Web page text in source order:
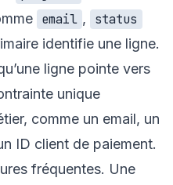
email ,
status
identifie une ligne.
ligne pointe vers
unique
comme un email, un
ID client de paiement.
fréquentes. Une